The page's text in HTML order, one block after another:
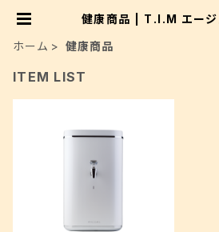
健康商品 | T.I.M エージ
ホーム
健康商品
ITEM LIST